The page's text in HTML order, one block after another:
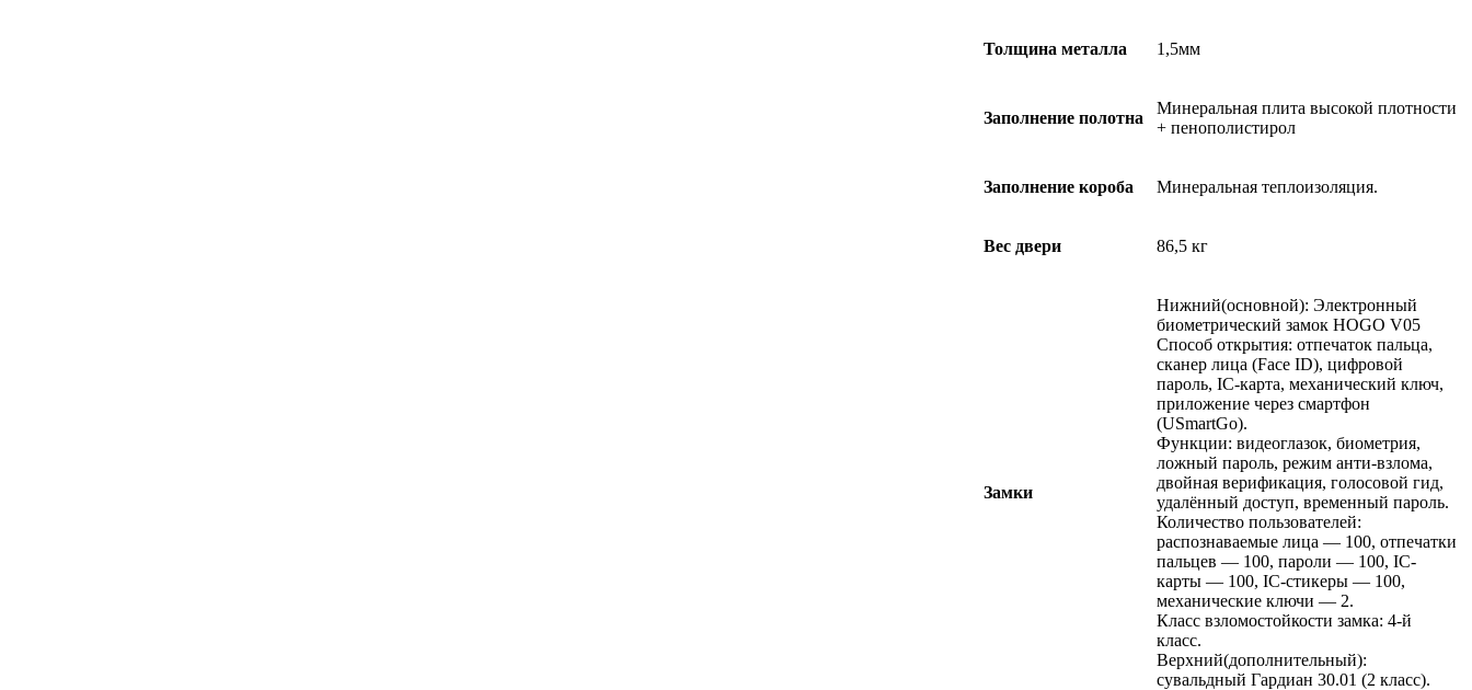
Толщина металла 1,5мм
Заполнение полотна
Минеральная плита высокой плотности
+ пенополистирол
Заполнение короба Минеральная теплоизоляция.
Вес двери 86,5 кг
Замки
Нижний(основной): Электронный
биометрический замок HOGO V05
Способ открытия: отпечаток пальца,
сканер лица (Face ID), цифровой
пароль, IC-карта, механический ключ,
приложение через смартфон
(USmartGo).
Функции: видеоглазок, биометрия,
ложный пароль, режим анти-взлома,
двойная верификация, голосовой гид,
удалённый доступ, временный пароль.
Количество пользователей:
распознаваемые лица — 100, отпечатки
пальцев — 100, пароли — 100, IC-
карты — 100, IC-стикеры — 100,
механические ключи — 2.
Класс взломостойкости замка: 4-й
класс.
Верхний(дополнительный):
сувальдный Гардиан 30.01 (2 класс).